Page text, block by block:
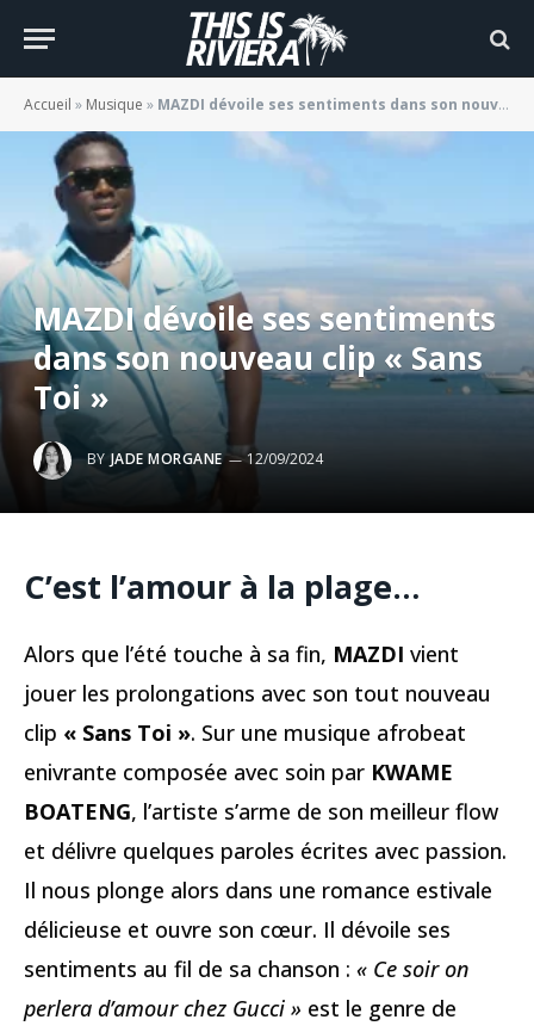
Accueil » Musique » MAZDI dévoile ses sentiments dans son nouveau clip « Sans Toi »
MAZDI dévoile ses sentiments
dans son nouveau clip « Sans
Toi »
BY JADE MORGANE 12/09/2024
C’est l’amour à la plage…
Alors que l’été touche à sa fin, MAZDI vient
jouer les prolongations avec son tout nouveau
clip « Sans Toi ». Sur une musique afrobeat
enivrante composée avec soin par KWAME
BOATENG, l’artiste s’arme de son meilleur flow
et délivre quelques paroles écrites avec passion.
Il nous plonge alors dans une romance estivale
délicieuse et ouvre son cœur. Il dévoile ses
sentiments au fil de sa chanson : « Ce soir on
perlera d’amour chez Gucci » est le genre de